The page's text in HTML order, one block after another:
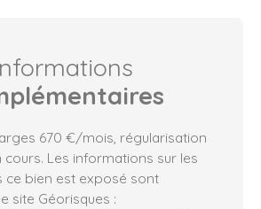
670 €/mois, régularisation
cours. Les informations sur les
ce bien est exposé sont
site Géorisques :